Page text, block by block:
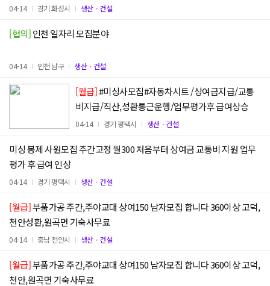
04-14 경기 화성시 생산ㆍ건설
[협의]인천 일자리 모집분야
04-14 인천 남구 생산ㆍ건설
[월급]
비지급/직산,성환통근운행/업무평가후 급여상승
04-14 경기 평택시 생산ㆍ건설
미싱 봉제 사원모집 주간고정 월300 처음부터 상여금 교통비 지원 업무
평가 후 급여 인상
04-14 경기 평택시 생산ㆍ건설
[월급]
천안성환,원곡면 기숙사무료
04-14 충남 천안시 생산ㆍ건설
[월급]
천안,원곡면 기숙사무료